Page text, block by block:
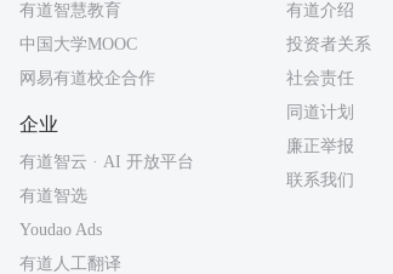
有道智慧教育
中国大学MOOC
网易有道校企合作
有道介绍
投资者关系
社会责任
同道计划
廉正举报
联系我们
企业
有道智云 · AI 开放平台
有道智选
Youdao Ads
有道人工翻译